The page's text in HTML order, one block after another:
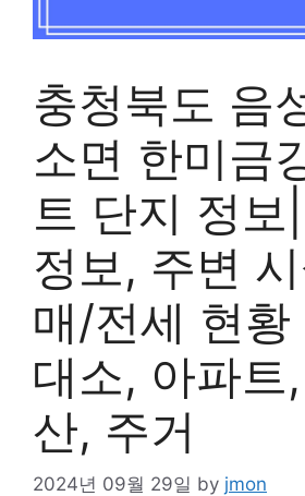
충청북도 음
소면 한미금
트 단지 정보
정보, 주변
매/전세 현황
대소, 아파트
산, 주거
2024년 09월 29일 by jmon